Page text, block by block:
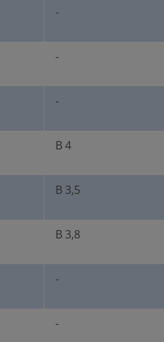
-
-
-
B 4
B 3,5
B 3,8
-
-